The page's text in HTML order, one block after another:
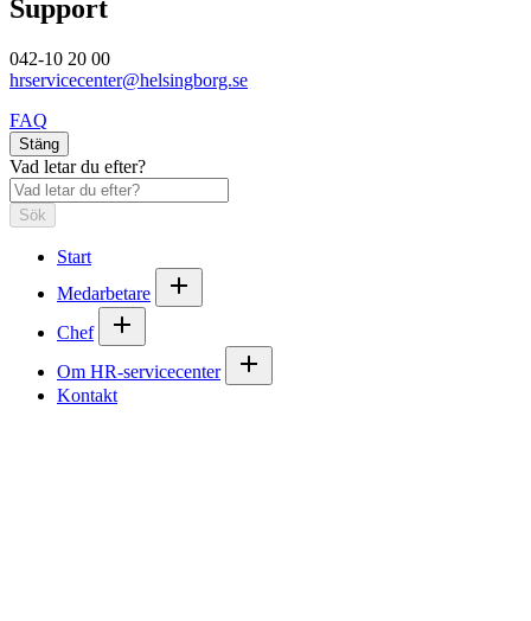
Support
042-10 20 00
hrservicecenter@helsingborg.se
FAQ
Stäng
Vad letar du efter?
Sök
Start
Medarbetare
Chef
Om HR-servicecenter
Kontakt